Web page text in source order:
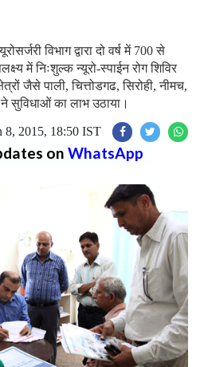
विभाग द्वारा दो वर्ष में 700 से
में निःशुल्क न्यूरो-स्पाईन रोग शिविर
जैसे पाली, चित्तोडगढ, सिरोही, नीमच,
ने सुविधाओं का लाभ उठाया।
8, 2015, 18:50 IST
on WhatsApp